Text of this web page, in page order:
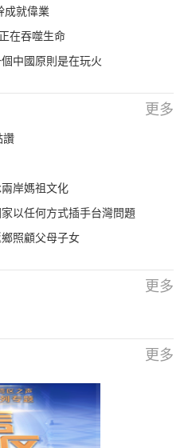
成就偉業
在吞噬生命
中國原則是在玩火
更多
讚
岸媽祖文化
以任何方式插手台灣問題
照顧父母子女
更多
更多